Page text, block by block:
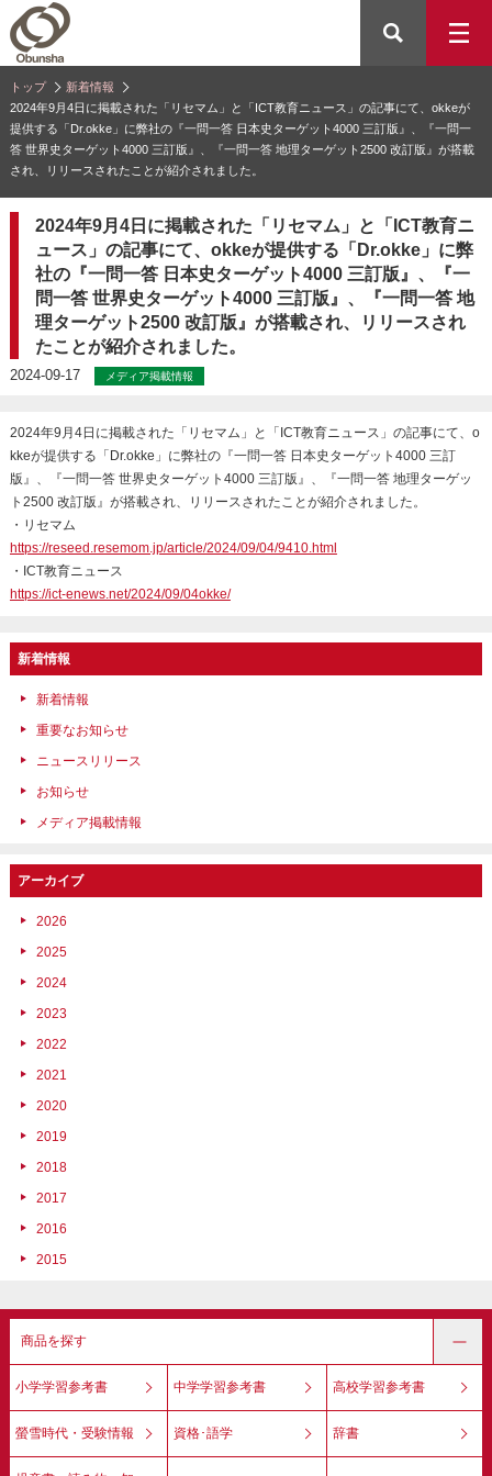
トップ
新着情報
2024年9月4日に掲載された「リセマム」と「ICT教育ニュース」の記事にて、okkeが
提供する「Dr.okke」に弊社の『一問一答 日本史ターゲット4000 三訂版』、『一問一
答 世界史ターゲット4000 三訂版』、『一問一答 地理ターゲット2500 改訂版』が搭載
され、リリースされたことが紹介されました。
2024年9月4日に掲載された「リセマム」と「ICT教育ニ
ュース」の記事にて、okkeが提供する「Dr.okke」に弊
社の『一問一答 日本史ターゲット4000 三訂版』、『一
問一答 世界史ターゲット4000 三訂版』、『一問一答 地
理ターゲット2500 改訂版』が搭載され、リリースされ
たことが紹介されました。
2024-09-17 メディア掲載情報
2024年9月4日に掲載された「リセマム」と「ICT教育ニュース」の記事にて、o
kkeが提供する「Dr.okke」に弊社の『一問一答 日本史ターゲット4000 三訂
版』、『一問一答 世界史ターゲット4000 三訂版』、『一問一答 地理ターゲッ
ト2500 改訂版』が搭載され、リリースされたことが紹介されました。
・リセマム
https://reseed.resemom.jp/article/2024/09/04/9410.html
・ICT教育ニュース
https://ict-enews.net/2024/09/04okke/
新着情報
新着情報
重要なお知らせ
ニュースリリース
お知らせ
メディア掲載情報
アーカイブ
2026
2025
2024
2023
2022
2021
2020
2019
2018
2017
2016
2015
商品を探す
小学学習参考書 中学学習参考書 高校学習参考書
螢雪時代・受験情報 資格･語学 辞書